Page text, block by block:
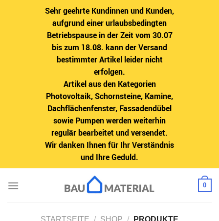
Sehr geehrte Kundinnen und Kunden,
aufgrund einer urlaubsbedingten
Betriebspause in der Zeit vom 30.07
bis zum 18.08. kann der Versand
bestimmter Artikel leider nicht
erfolgen.
Artikel aus den Kategorien
Photovoltaik, Schornsteine, Kamine,
Dachflächenfenster, Fassadendübel
sowie Pumpen werden weiterhin
regulär bearbeitet und versendet.
Wir danken Ihnen für Ihr Verständnis
und Ihre Geduld.
Inhalt
0
STARTSEITE / SHOP /
PRODUKTE